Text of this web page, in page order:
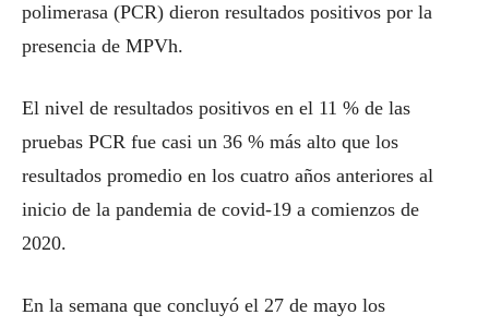
polimerasa (PCR) dieron resultados positivos por la
presencia de MPVh.
El nivel de resultados positivos en el 11 % de las
pruebas PCR fue casi un 36 % más alto que los
resultados promedio en los cuatro años anteriores al
inicio de la pandemia de covid-19 a comienzos de
2020.
En la semana que concluyó el 27 de mayo los